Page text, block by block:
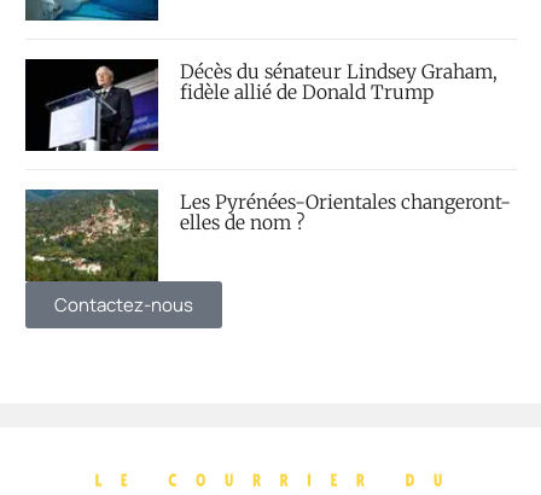
Décès du sénateur Lindsey Graham,
fidèle allié de Donald Trump
Les Pyrénées-Orientales changeront-
elles de nom ?
Contactez-nous